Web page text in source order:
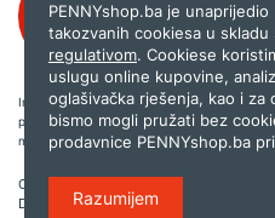
080 020 261
Internet trgovina PENNYshop.ba nastoji
podatke. Ako na našoj stranici otkrijete
molimo vas da nam to javite na
Copyright © 2026.
Dizajn i programiranje:
PENNYshop.ba je
takozvanih cookiesa u skladu
regulativom. Cookiese
uslugu online kupovine,
oglašivačka rješenja, kao i
bismo mogli pružati bez
prodavnice PENNYshop.ba
Razumijem